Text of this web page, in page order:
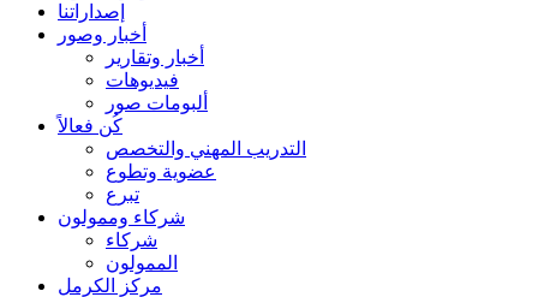
إصداراتنا
أخبار وصور
أخبار وتقارير
فيديوهات
ألبومات صور
كُن فعالاً
التدريب المهني والتخصص
عضوية وتطوع
تبرع
شركاء وممولون
شركاء
الممولون
مركز الكرمل